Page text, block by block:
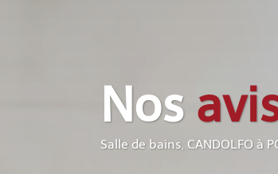
Salle de bains, CANDOLFO à
Nos